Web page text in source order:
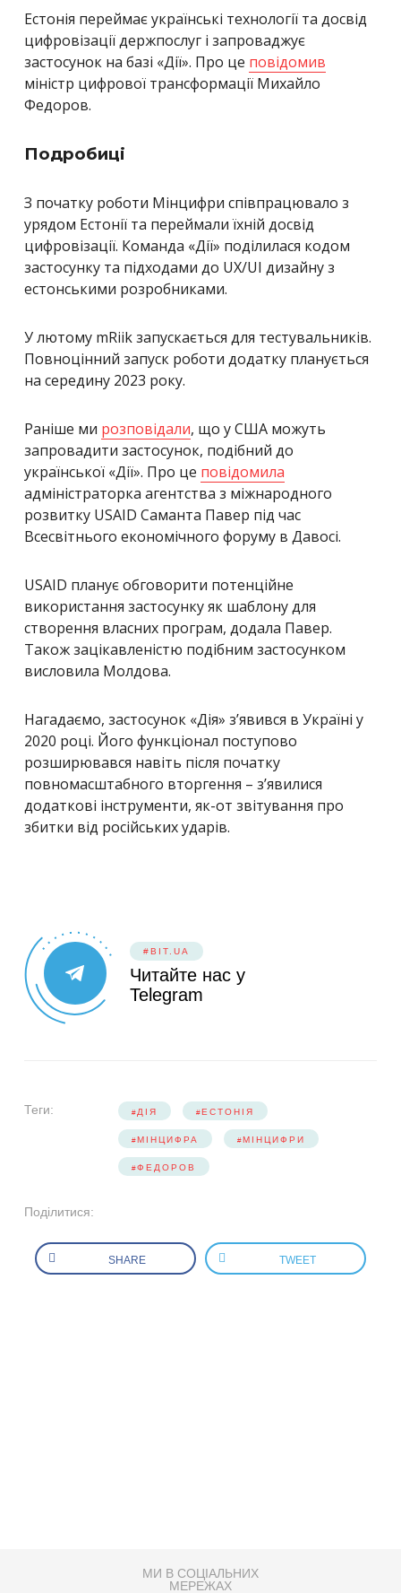
Естонія переймає українські технології та досвід
цифровізації держпослуг і запроваджує
застосунок на базі «Дії». Про це повідомив
міністр цифрової трансформації Михайло
Федоров.
Подробиці
З початку роботи Мінцифри співпрацювало з
урядом Естонії та переймали їхній досвід
цифровізації. Команда «Дії» поділилася кодом
застосунку та підходами до UX/UI дизайну з
естонськими розробниками.
У лютому mRiik запускається для тестувальників.
Повноцінний запуск роботи додатку планується
на середину 2023 року.
Раніше ми розповідали, що уСША можуть
запровадити застосунок, подібний до
української «Дії». Про це повідомила
адміністраторка агентства з міжнародного
розвитку USAID Саманта Павер під час
Всесвітнього економічного форуму в Давосі.
USAID планує обговорити потенційне
використання застосунку як шаблону для
створення власних програм, додала Павер.
Також зацікавленістю подібним застосунком
висловила Молдова.
Нагадаємо, застосунок «Дія» з’явився в Україні у
2020 році. Його функціонал поступово
розширювався навіть після початку
повномасштабного вторгення – з’явилися
додаткові інструменти, як-от звітування про
збитки від російських ударів.
#BIT.UA
Читайте нас у
Telegram
Теги: ДІЯ ЕСТОНІЯ
МІНЦИФРА МІНЦИФРИ
ФЕДОРОВ
Поділитися:
SHARE TWEET
МИ В СОЦІАЛЬНИХ
МЕРЕЖАХ